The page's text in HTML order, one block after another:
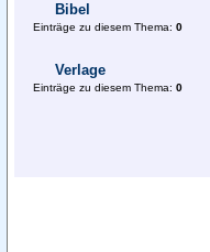
Bibel
Einträge zu diesem Thema: 0
Verlage
Einträge zu diesem Thema: 0